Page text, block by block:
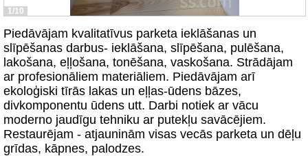
1/10
Piedāvājam kvalitatīvus parketa ieklāšanas un
slīpēšanas darbus- ieklāšana, slīpēšana, pulēšana,
lakošana, eļļošana, tonēšana, vaskošana. Strādājam
ar profesionāliem materiāliem. Piedāvājam arī
ekoloģiski tīrās lakas un eļļas-ūdens bāzes,
divkomponentu ūdens utt. Darbi notiek ar vācu
moderno jaudīgu tehniku ar putekļu savācējiem.
Restaurējam - atjauninām visas vecās parketa un dēļu
grīdas, kāpnes, palodzes.